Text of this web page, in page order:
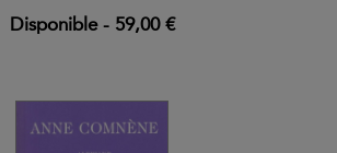
Disponible- 59,00 €